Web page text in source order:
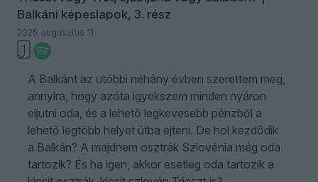
Balkáni képeslapok, 3. rész
2025. augusztus 11.
1
A Balkánt az utóbbi néhány évben szerettem meg,
annyira, hogy azóta igyekszem minden nyáron
eljutni oda, és a lehető legkevesebb pénzből a
lehető legtöbb helyet útba ejteni. De hol kezdődik
a Balkán? A majdnem osztrák Szlovénia még oda
tartozik? És ha igen, akkor esetleg oda tartozik a